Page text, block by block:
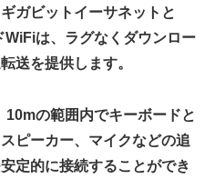
ガビットイーサネットと
WiFiは、ラグなくダウンロー
送を提供します。
の範囲内でキーボードと
ピーカー、マイクなどの追
定的に接続することができ